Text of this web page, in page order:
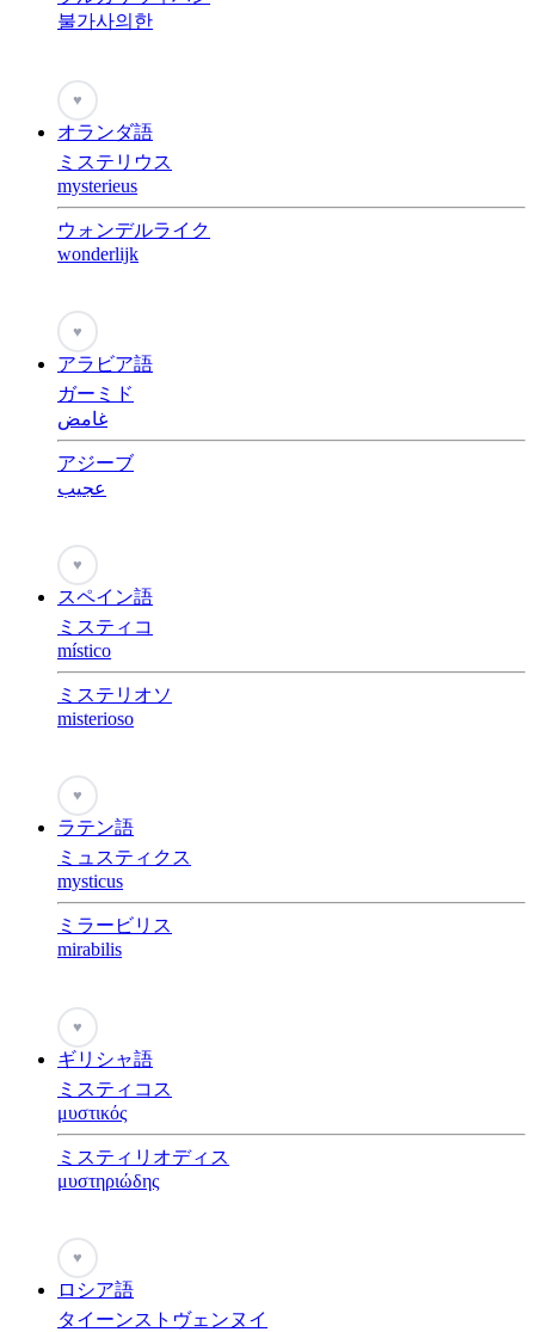
불가사의한
♥
オランダ語
ミステリウス
mysterieus
ウォンデルライク
wonderlijk
♥
アラビア語
ガーミド
غامض
アジーブ
عجيب
♥
スペイン語
ミスティコ
místico
ミステリオソ
misterioso
♥
ラテン語
ミュスティクス
mysticus
ミラービリス
mirabilis
♥
ギリシャ語
ミスティコス
μυστικός
ミスティリオディス
μυστηριώδης
♥
ロシア語
タイーンストヴェンヌイ